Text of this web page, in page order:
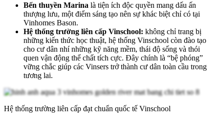
Bến thuyền Marina là tiện ích độc quyền mang dấu ấn
thượng lưu, một điểm sáng tạo nên sự khác biệt chỉ có tại
Vinhomes Bason.
Hệ thống trường liên cấp Vinschool: không chỉ trang bị
những kiến thức học thuật, hệ thống Vinschool còn đào tạo
cho cư dân nhí những kỹ năng mềm, thái độ sống và thói
quen vận động thể chất tích cực. Đây chính là “bệ phóng”
vững chắc giúp các Vinsers trở thành cư dân toàn cầu trong
tương lai.
Hệ thống trường liên cấp đạt chuẩn quốc tế Vinschool